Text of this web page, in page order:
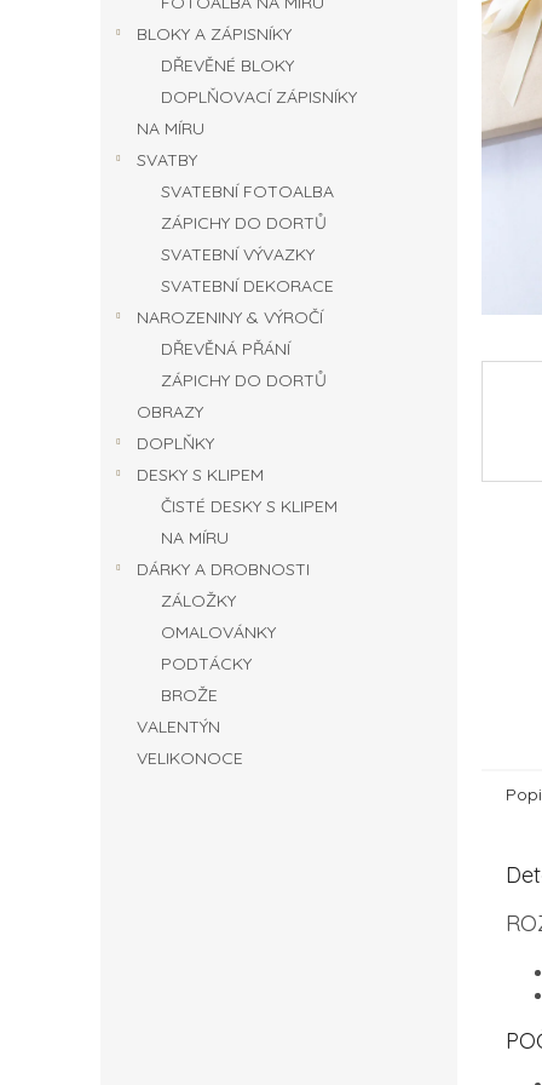
BLOKY A ZÁPISNÍKY
DŘEVĚNÉ BLOKY
DOPLŇOVACÍ ZÁPISNÍKY
NA MÍRU
SVATBY
SVATEBNÍ FOTOALBA
ZÁPICHY DO DORTŮ
SVATEBNÍ VÝVAZKY
SVATEBNÍ DEKORACE
NAROZENINY & VÝROČÍ
DŘEVĚNÁ PŘÁNÍ
ZÁPICHY DO DORTŮ
OBRAZY
DOPLŇKY
DESKY S KLIPEM
ČISTÉ DESKY S KLIPEM
NA MÍRU
DÁRKY A DROBNOSTI
ZÁLOŽKY
OMALOVÁNKY
PODTÁCKY
BROŽE
VALENTÝN
VELIKONOCE